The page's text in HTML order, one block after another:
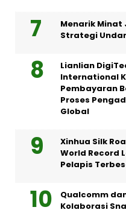
Menarik Minat
Strategi
Lianlian
International
Pembayaran
Proses
Global
Xinhua Silk
World Record
Pelapis
Qualcomm
Kolaborasi